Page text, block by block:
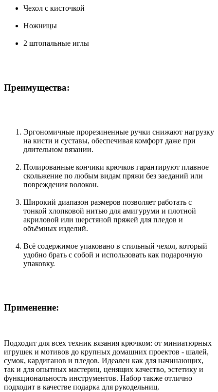
Чехол с кисточкой
Ножницы
2 штопальные иглы
Преимущества:
Эргономичные прорезиненные ручки снижают нагрузку
на кисти и суставы, обеспечивая комфорт даже при
длительном вязании.
Полированные кончики крючков гарантируют плавное
скольжение по любым видам пряжи без заеданий или
повреждения волокон.
Широкий диапазон размеров позволяет работать с
тонкой хлопковой нитью для амигуруми и плотной
акриловой или шерстяной пряжей для пледов и
объёмных изделий.
Всё содержимое упаковано в стильный чехол, который
удобно брать с собой и использовать как подарочную
упаковку.
Применение:
Подходит для всех техник вязания крючком: от миниатюрных
игрушек и мотивов до крупных домашних проектов - шалей,
сумок, кардиганов и пледов. Идеален как для начинающих,
так и для опытных мастериц, ценящих качество, эстетику и
функциональность инструментов. Набор также отлично
подходит в качестве подарка для рукодельниц.